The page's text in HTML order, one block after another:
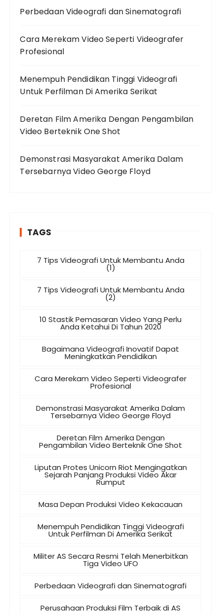
Perbedaan Videografi dan Sinematografi
Cara Merekam Video Seperti Videografer
Profesional
Menempuh Pendidikan Tinggi Videografi
Untuk Perfilman Di Amerika Serikat
Deretan Film Amerika Dengan Pengambilan
Video Berteknik One Shot
Demonstrasi Masyarakat Amerika Dalam
Tersebarnya Video George Floyd
TAGS
7 Tips Videografi Untuk Membantu Anda
(1)
7 Tips Videografi Untuk Membantu Anda
(2)
10 Stastik Pemasaran Video Yang Perlu
Anda Ketahui Di Tahun 2020
Bagaimana Videografi Inovatif Dapat
Meningkatkan Pendidikan
Cara Merekam Video Seperti Videografer
Profesional
Demonstrasi Masyarakat Amerika Dalam
Tersebarnya Video George Floyd
Deretan Film Amerika Dengan
Pengambilan Video Berteknik One Shot
Liputan Protes Unicorn Riot Mengingatkan
Sejarah Panjang Produksi Video Akar
Rumput
Masa Depan Produksi Video Kekacauan
Menempuh Pendidikan Tinggi Videografi
Untuk Perfilman Di Amerika Serikat
Militer AS Secara Resmi Telah Menerbitkan
Tiga Video UFO
Perbedaan Videografi dan Sinematografi
Perusahaan Produksi Film Terbaik di AS